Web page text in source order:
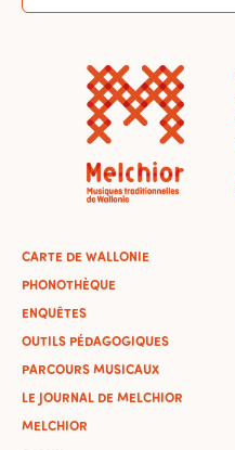
CARTE DE WALLONIE
PHONOTHÈQUE
ENQUÊTES
OUTILS PÉDAGOGIQUES
PARCOURS MUSICAUX
LE JOURNAL DE MELCHIOR
MELCHIOR